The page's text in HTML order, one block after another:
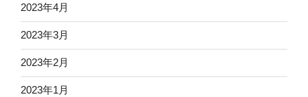
2023年4月
2023年3月
2023年2月
2023年1月